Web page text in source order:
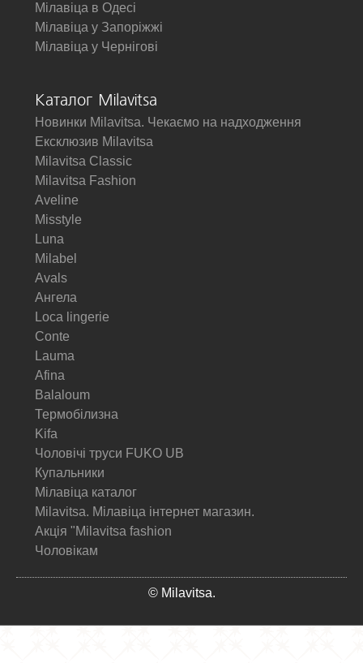
Мілавіца в Одесі
Мілавіца у Запоріжжі
Мілавіца у Чернігові
Каталог Milavitsa
Новинки Milavitsa. Чекаємо на надходження
Ексклюзив Milavitsa
Milavitsa Classic
Milavitsa Fashion
Aveline
Misstyle
Luna
Milabel
Avals
Ангела
Loca lingerie
Conte
Lauma
Afina
Balaloum
Термобілизна
Kifa
Чоловічі труси FUKO UB
Купальники
Мілавіца каталог
Milavitsa. Мілавіца інтернет магазин.
Акція "Milavitsa fashion
Чоловікам
© Milavitsa.